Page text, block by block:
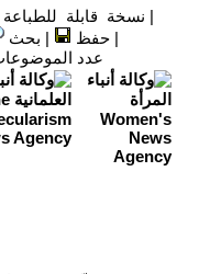
| نسخة قابلة للطباعة
|حفظ | بحث
عدد